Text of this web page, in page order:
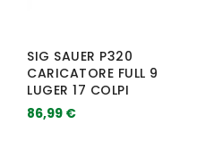
SIG SAUER P320
CARICATORE FULL 9
LUGER 17 COLPI
86,99 €